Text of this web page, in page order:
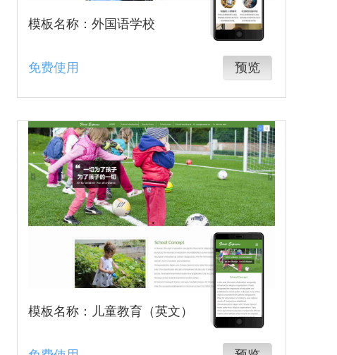
模板名称：外国语学校
免费使用 预览
模板名称：儿童教育（英文）